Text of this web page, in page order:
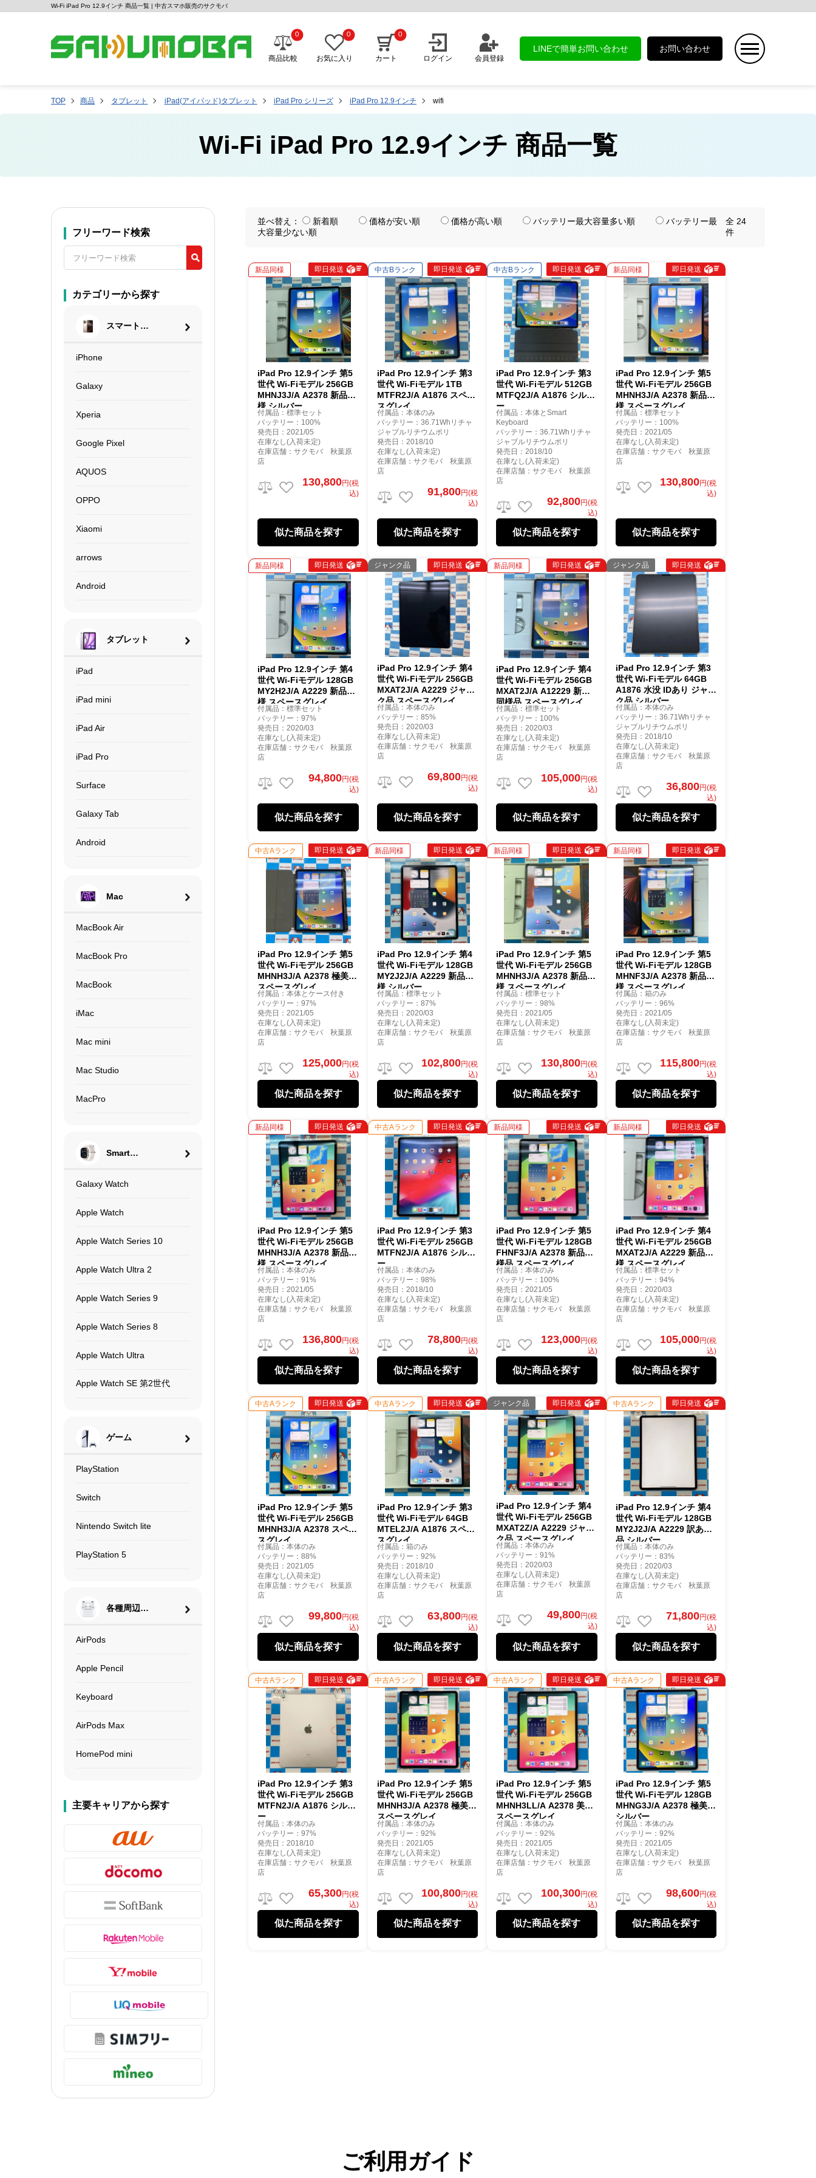
Wi-Fi iPad Pro 12.9インチ 商品一覧 | 中古スマホ販売のサクモバ
商品比較
0
お気に入り
0
カート
0
ログイン 会員登録
LINEで簡単お問い合わせ お問い合わせ
TOP 商品 タブレット iPad(アイパッド)タブレット iPad Pro シリーズ iPad Pro 12.9インチ wifi
Wi-Fi iPad Pro 12.9インチ 商品一覧
フリーワード検索
カテゴリーから探す
スマートフ
iPhone
Galaxy
Xperia
Google Pixel
AQUOS
OPPO
Xiaomi
arrows
Android
タブレット
iPad
iPad mini
iPad Air
iPad Pro
Surface
Galaxy Tab
Android
Mac
MacBook Air
MacBook Pro
MacBook
iMac
Mac mini
Mac Studio
MacPro
Smart
Galaxy Watch
Apple Watch
Apple Watch Series 10
Apple Watch Ultra 2
Apple Watch Series 9
Apple Watch Series 8
Apple Watch Ultra
Apple Watch SE 第2世代
ゲーム
PlayStation
Switch
Nintendo Switch lite
PlayStation 5
各種周辺機
AirPods
Apple Pencil
Keyboard
AirPods Max
HomePod mini
主要キャリアから探す
並べ替え： 新着順 価格が安い順 価格が高い順 バッテリー最大容量多い順
バッテリー最
大容量少ない順
全 24
件
新品同様 即日発送
iPad Pro 12.9インチ 第5
世代 Wi-Fiモデル 256GB
MHNJ3J/A A2378 新品同
様 シルバー
付属品：標準セット
バッテリー：100%
発売日：2021/05
在庫なし(入荷未定)
在庫店舗：サクモバ 秋葉原
店
130,800円(税
込)
似た商品を探す
中古Bランク 即日発送
iPad Pro 12.9インチ 第3
世代 Wi-Fiモデル 1TB
MTFR2J/A A1876 スペー
スグレイ
付属品：本体のみ
バッテリー：36.71Whリチャ
ジャブルリチウムポリ
発売日：2018/10
在庫なし(入荷未定)
在庫店舗：サクモバ 秋葉原
店
91,800円(税
込)
似た商品を探す
中古Bランク 即日発送
iPad Pro 12.9インチ 第3
世代 Wi-Fiモデル 512GB
MTFQ2J/A A1876 シルバ
ー
付属品：本体とSmart
Keyboard
バッテリー：36.71Whリチャ
ジャブルリチウムポリ
発売日：2018/10
在庫なし(入荷未定)
在庫店舗：サクモバ 秋葉原
店
92,800円(税
込)
似た商品を探す
新品同様 即日発送
iPad Pro 12.9インチ 第5
世代 Wi-Fiモデル 256GB
MHNH3J/A A2378 新品同
様 スペースグレイ
付属品：標準セット
バッテリー：100%
発売日：2021/05
在庫なし(入荷未定)
在庫店舗：サクモバ 秋葉原
店
130,800円(税
込)
似た商品を探す
新品同様 即日発送
iPad Pro 12.9インチ 第4
世代 Wi-Fiモデル 128GB
MY2H2J/A A2229 新品同
様 スペースグレイ
付属品：標準セット
バッテリー：97%
発売日：2020/03
在庫なし(入荷未定)
在庫店舗：サクモバ 秋葉原
店
94,800円(税
込)
似た商品を探す
ジャンク品 即日発送
iPad Pro 12.9インチ 第4
世代 Wi-Fiモデル 256GB
MXAT2J/A A2229 ジャン
ク品 スペースグレイ
付属品：本体のみ
バッテリー：85%
発売日：2020/03
在庫なし(入荷未定)
在庫店舗：サクモバ 秋葉原
店
69,800円(税
込)
似た商品を探す
新品同様 即日発送
iPad Pro 12.9インチ 第4
世代 Wi-Fiモデル 256GB
MXAT2J/A A12229 新品
同様品 スペースグレイ
付属品：標準セット
バッテリー：100%
発売日：2020/03
在庫なし(入荷未定)
在庫店舗：サクモバ 秋葉原
店
105,000円(税
込)
似た商品を探す
ジャンク品 即日発送
iPad Pro 12.9インチ 第3
世代 Wi-Fiモデル 64GB
A1876 水没 IDあり ジャン
ク品 シルバー
付属品：本体のみ
バッテリー：36.71Whリチャ
ジャブルリチウムポリ
発売日：2018/10
在庫なし(入荷未定)
在庫店舗：サクモバ 秋葉原
店
36,800円(税
込)
似た商品を探す
中古Aランク 即日発送
iPad Pro 12.9インチ 第5
世代 Wi-Fiモデル 256GB
MHNH3J/A A2378 極美品
スペースグレイ
付属品：本体とケース付き
バッテリー：97%
発売日：2021/05
在庫なし(入荷未定)
在庫店舗：サクモバ 秋葉原
店
125,000円(税
込)
似た商品を探す
新品同様 即日発送
iPad Pro 12.9インチ 第4
世代 Wi-Fiモデル 128GB
MY2J2J/A A2229 新品同
様 シルバー
付属品：標準セット
バッテリー：87%
発売日：2020/03
在庫なし(入荷未定)
在庫店舗：サクモバ 秋葉原
店
102,800円(税
込)
似た商品を探す
新品同様 即日発送
iPad Pro 12.9インチ 第5
世代 Wi-Fiモデル 256GB
MHNH3J/A A2378 新品同
様 スペースグレイ
付属品：標準セット
バッテリー：98%
発売日：2021/05
在庫なし(入荷未定)
在庫店舗：サクモバ 秋葉原
店
130,800円(税
込)
似た商品を探す
新品同様 即日発送
iPad Pro 12.9インチ 第5
世代 Wi-Fiモデル 128GB
MHNF3J/A A2378 新品同
様 スペースグレイ
付属品：箱のみ
バッテリー：96%
発売日：2021/05
在庫なし(入荷未定)
在庫店舗：サクモバ 秋葉原
店
115,800円(税
込)
似た商品を探す
新品同様 即日発送
iPad Pro 12.9インチ 第5
世代 Wi-Fiモデル 256GB
MHNH3J/A A2378 新品同
様 スペースグレイ
付属品：本体のみ
バッテリー：91%
発売日：2021/05
在庫なし(入荷未定)
在庫店舗：サクモバ 秋葉原
店
136,800円(税
込)
似た商品を探す
中古Aランク 即日発送
iPad Pro 12.9インチ 第3
世代 Wi-Fiモデル 256GB
MTFN2J/A A1876 シルバ
ー
付属品：本体のみ
バッテリー：98%
発売日：2018/10
在庫なし(入荷未定)
在庫店舗：サクモバ 秋葉原
店
78,800円(税
込)
似た商品を探す
新品同様 即日発送
iPad Pro 12.9インチ 第5
世代 Wi-Fiモデル 128GB
FHNF3J/A A2378 新品同
様品 スペースグレイ
付属品：本体のみ
バッテリー：100%
発売日：2021/05
在庫なし(入荷未定)
在庫店舗：サクモバ 秋葉原
店
123,000円(税
込)
似た商品を探す
新品同様 即日発送
iPad Pro 12.9インチ 第4
世代 Wi-Fiモデル 256GB
MXAT2J/A A2229 新品同
様 スペースグレイ
付属品：標準セット
バッテリー：94%
発売日：2020/03
在庫なし(入荷未定)
在庫店舗：サクモバ 秋葉原
店
105,000円(税
込)
似た商品を探す
中古Aランク 即日発送
iPad Pro 12.9インチ 第5
世代 Wi-Fiモデル 256GB
MHNH3J/A A2378 スペー
スグレイ
付属品：本体のみ
バッテリー：88%
発売日：2021/05
在庫なし(入荷未定)
在庫店舗：サクモバ 秋葉原
店
99,800円(税
込)
似た商品を探す
中古Aランク 即日発送
iPad Pro 12.9インチ 第3
世代 Wi-Fiモデル 64GB
MTEL2J/A A1876 スペー
スグレイ
付属品：箱のみ
バッテリー：92%
発売日：2018/10
在庫なし(入荷未定)
在庫店舗：サクモバ 秋葉原
店
63,800円(税
込)
似た商品を探す
ジャンク品 即日発送
iPad Pro 12.9インチ 第4
世代 Wi-Fiモデル 256GB
MXAT2Z/A A2229 ジャン
ク品 スペースグレイ
付属品：本体のみ
バッテリー：91%
発売日：2020/03
在庫なし(入荷未定)
在庫店舗：サクモバ 秋葉原
店
49,800円(税
込)
似た商品を探す
中古Aランク 即日発送
iPad Pro 12.9インチ 第4
世代 Wi-Fiモデル 128GB
MY2J2J/A A2229 訳あり
品 シルバー
付属品：本体のみ
バッテリー：83%
発売日：2020/03
在庫なし(入荷未定)
在庫店舗：サクモバ 秋葉原
店
71,800円(税
込)
似た商品を探す
中古Aランク 即日発送
iPad Pro 12.9インチ 第3
世代 Wi-Fiモデル 256GB
MTFN2J/A A1876 シルバ
ー
付属品：本体のみ
バッテリー：97%
発売日：2018/10
在庫なし(入荷未定)
在庫店舗：サクモバ 秋葉原
店
65,300円(税
込)
似た商品を探す
中古Aランク 即日発送
iPad Pro 12.9インチ 第5
世代 Wi-Fiモデル 256GB
MHNH3J/A A2378 極美品
スペースグレイ
付属品：本体のみ
バッテリー：92%
発売日：2021/05
在庫なし(入荷未定)
在庫店舗：サクモバ 秋葉原
店
100,800円(税
込)
似た商品を探す
中古Aランク 即日発送
iPad Pro 12.9インチ 第5
世代 Wi-Fiモデル 256GB
MHNH3LL/A A2378 美品
スペースグレイ
付属品：本体のみ
バッテリー：92%
発売日：2021/05
在庫なし(入荷未定)
在庫店舗：サクモバ 秋葉原
店
100,300円(税
込)
似た商品を探す
中古Aランク 即日発送
iPad Pro 12.9インチ 第5
世代 Wi-Fiモデル 128GB
MHNG3J/A A2378 極美品
シルバー
付属品：本体のみ
バッテリー：92%
発売日：2021/05
在庫なし(入荷未定)
在庫店舗：サクモバ 秋葉原
店
98,600円(税
込)
似た商品を探す
ご利用ガイド